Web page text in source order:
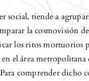
social, tiende a
la cosmovisión
los ritos mortuorios
el área metropolitana
comprender dicho